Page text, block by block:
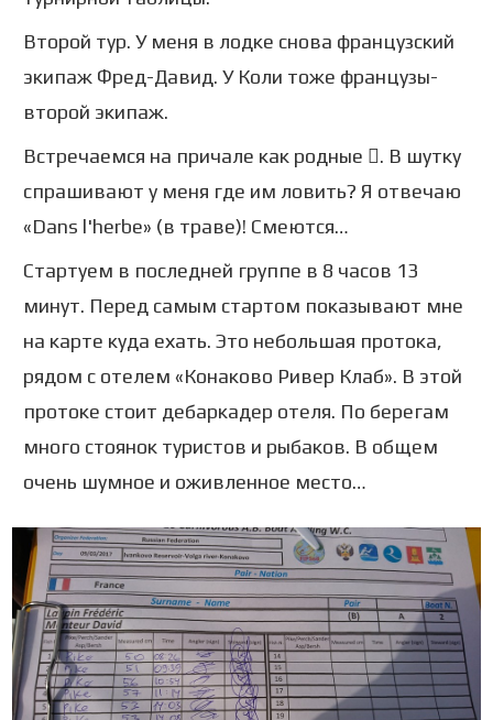
Второй тур. У меня в лодке снова французский
экипаж Фред-Давид. У Коли тоже французы-
второй экипаж.
Встречаемся на причале как родные . В шутку
спрашивают у меня где им ловить? Я отвечаю
«Dans l'herbe» (в траве)! Смеются…
Стартуем в последней группе в 8 часов 13
минут. Перед самым стартом показывают мне
на карте куда ехать. Это небольшая протока,
рядом с отелем «Конаково Ривер Клаб». В этой
протоке стоит дебаркадер отеля. По берегам
много стоянок туристов и рыбаков. В общем
очень шумное и оживленное место…